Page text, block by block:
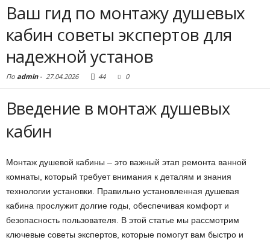
Ваш гид по монтажу душевых
кабин советы экспертов для
надежной установ
По admin- 27.04.2026 44 0
Введение в монтаж душевых
кабин
Монтаж душевой кабины – это важный этап ремонта ванной
комнаты, который требует внимания к деталям и знания
технологии установки. Правильно установленная душевая
кабина прослужит долгие годы, обеспечивая комфорт и
безопасность пользователя. В этой статье мы рассмотрим
ключевые советы экспертов, которые помогут вам быстро и